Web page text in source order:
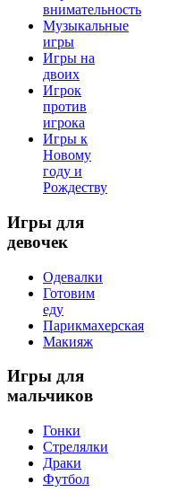
внимательность
Музыкальные
игры
Игры на
двоих
Игрок
против
игрока
Игры к
Новому
году и
Рождеству
Игры для
девочек
Одевалки
Готовим
еду
Парикмахерская
Макияж
Игры для
мальчиков
Гонки
Стрелялки
Драки
Футбол